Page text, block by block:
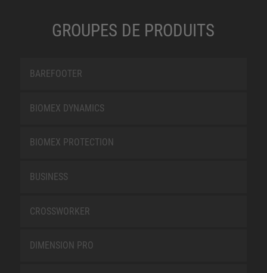
GROUPES DE PRODUITS
BAREFOOTER
BIOMEX DYNAMICS
BIOMEX PROTECTION
BUSINESS
CROSSWORKER
DIMENSION PRO